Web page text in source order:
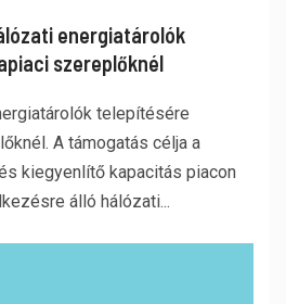
energiatárolók
szereplőknél
telepítésére
A támogatás célja a
kiegyenlítő kapacitás piacon
álló hálózati...